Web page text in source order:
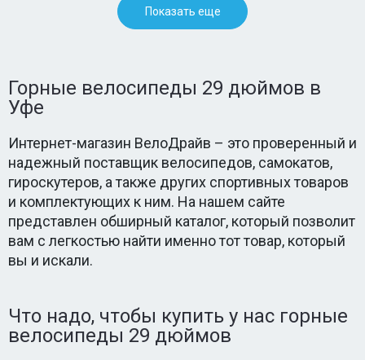
Показать еще
Горные велосипеды 29 дюймов в
Уфе
Интернет-магазин ВелоДрайв – это проверенный и
надежный поставщик велосипедов, самокатов,
гироскутеров, а также других спортивных товаров
и комплектующих к ним. На нашем сайте
представлен обширный каталог, который позволит
вам с легкостью найти именно тот товар, который
вы и искали.
Что надо, чтобы купить у нас горные
велосипеды 29 дюймов